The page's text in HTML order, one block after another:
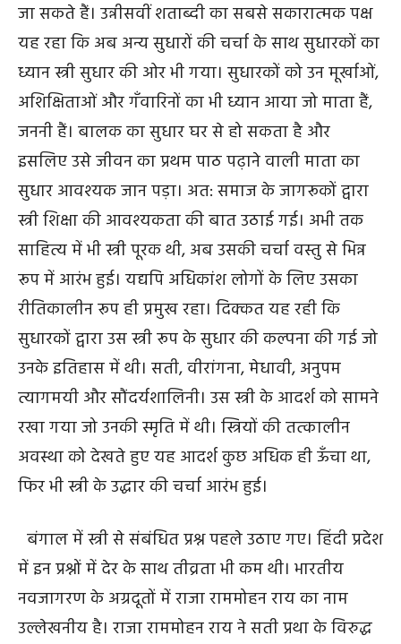
जा सकते हैं। उन्नीसवीं शताब्दी का सबसे सकारात्मक पक्ष
यह रहा कि अब अन्य सुधारों की चर्चा के साथ सुधारकों का
ध्यान स्त्री सुधार की ओर भी गया। सुधारकों को उन मूर्खाओं,
अशिक्षिताओं और गँवारिनों का भी ध्यान आया जो माता हैं,
जननी हैं। बालक का सुधार घर से हो सकता है और
इसलिए उसे जीवन का प्रथम पाठ पढ़ाने वाली माता का
सुधार आवश्यक जान पड़ा। अत: समाज के जागरूकों द्वारा
स्त्री शिक्षा की आवश्यकता की बात उठाई गई। अभी तक
साहित्य में भी स्त्री पूरक थी, अब उसकी चर्चा वस्तु से भिन्न
रूप में आरंभ हुई। यद्यपि अधिकांश लोगों के लिए उसका
रीतिकालीन रूप ही प्रमुख रहा। दिक्कत यह रही कि
सुधारकों द्वारा उस स्त्री रूप के सुधार की कल्पना की गई जो
उनके इतिहास में थी। सती, वीरांगना, मेधावी, अनुपम
त्यागमयी और सौंदर्यशालिनी। उस स्त्री के आदर्श को सामने
रखा गया जो उनकी स्मृति में थी। स्त्रियों की तत्कालीन
अवस्था को देखते हुए यह आदर्श कुछ अधिक ही ऊँचा था,
फिर भी स्त्री के उद्धार की चर्चा आरंभ हुई।
बंगाल में स्त्री से संबंधित प्रश्न पहले उठाए गए। हिंदी प्रदेश
में इन प्रश्नों में देर के साथ तीव्रता भी कम थी। भारतीय
नवजागरण के अग्रदूतों में राजा राममोहन राय का नाम
उल्लेखनीय है। राजा राममोहन राय ने सती प्रथा के विरुद्ध